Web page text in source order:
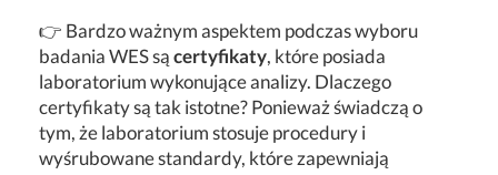
👉 Bardzo ważnym aspektem podczas wyboru
badania WES sącertyfikaty, które posiada
laboratorium wykonujące analizy. Dlaczego
certyfikaty są tak istotne? Ponieważ świadczą o
tym, że laboratorium stosuje procedury i
wyśrubowane standardy, które zapewniają